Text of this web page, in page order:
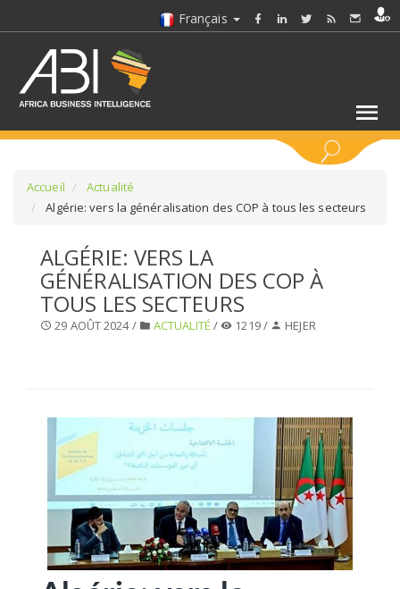
Français
SÉLECTIONNEZ UN/DES SECTEURS
SÉLECTIONNEZ UN DOSSIER
SELECTIONNEZ UNE SECTION
SÉLECTIONNEZ UN/DES PAYS
Accueil
Actualité
Algérie: vers la généralisation des COP à tous les secteurs
ALGÉRIE: VERS LA
GÉNÉRALISATION DES COP À
TOUS LES SECTEURS
29 AOÛT 2024 / ACTUALITÉ / 1219 / HEJER